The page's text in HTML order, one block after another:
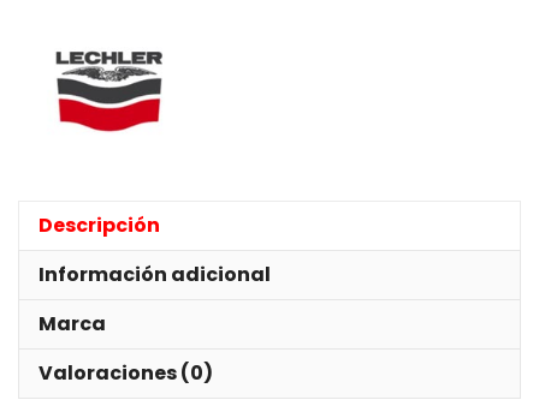
Descripción
Información adicional
Marca
Valoraciones (0)